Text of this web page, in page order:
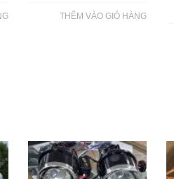
THÊM VÀO GIỎ HÀNG